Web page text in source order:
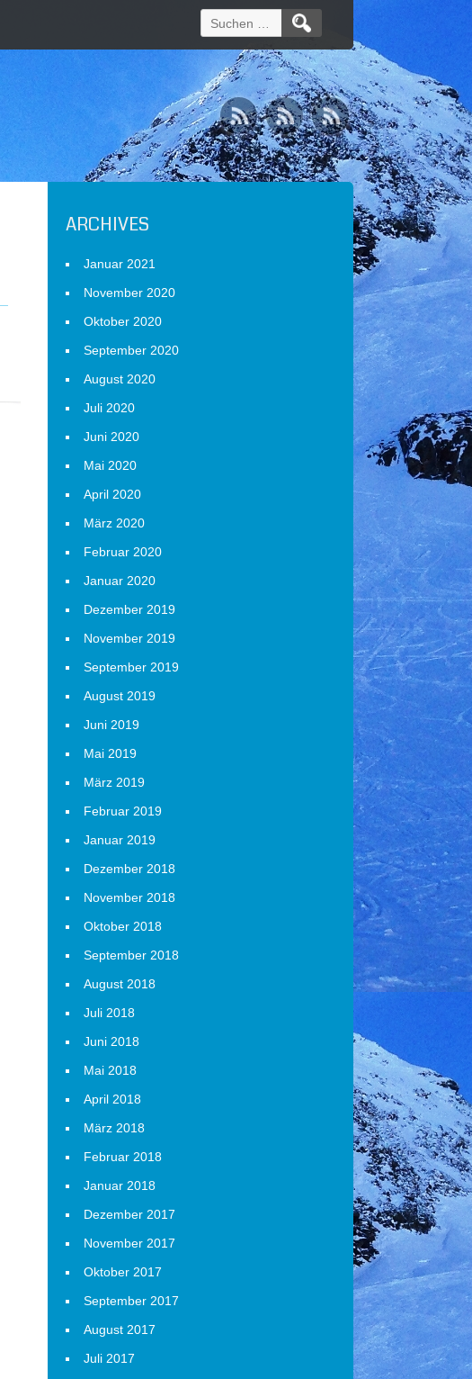
Suchen
nach:
ARCHIVES
Januar 2021
November 2020
Oktober 2020
September 2020
August 2020
Juli 2020
Juni 2020
Mai 2020
April 2020
März 2020
Februar 2020
Januar 2020
Dezember 2019
November 2019
September 2019
August 2019
Juni 2019
Mai 2019
März 2019
Februar 2019
Januar 2019
Dezember 2018
November 2018
Oktober 2018
September 2018
August 2018
Juli 2018
Juni 2018
Mai 2018
April 2018
März 2018
Februar 2018
Januar 2018
Dezember 2017
November 2017
Oktober 2017
September 2017
August 2017
Juli 2017